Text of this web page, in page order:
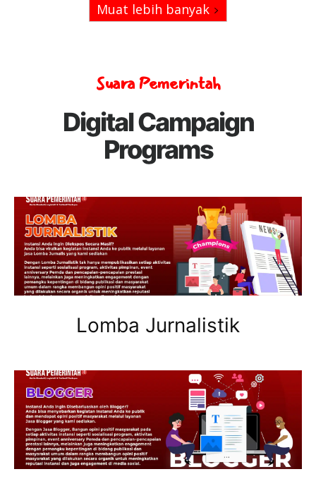
Muat lebih banyak
Suara Pemerintah
Digital Campaign
Programs
Lomba Jurnalistik